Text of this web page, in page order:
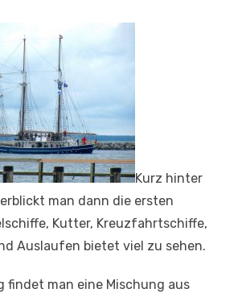
Kurz hinter
man dann die ersten
Kutter, Kreuzfahrtschiffe,
Auslaufen bietet viel zu sehen.
findet man eine Mischung aus